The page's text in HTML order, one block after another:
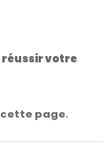
réussir votre
page.